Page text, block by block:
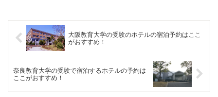
大阪教育大学の受験のホテルの宿泊予約はここ
がおすすめ！
奈良教育大学の受験で宿泊するホテルの予約は
ここがおすすめ！